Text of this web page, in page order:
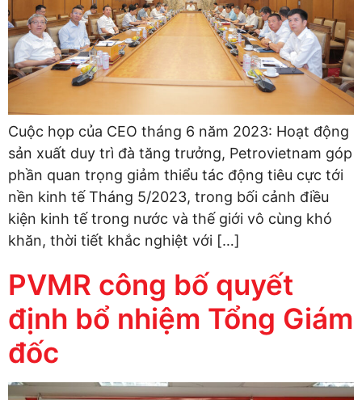
Cuộc họp của CEO tháng 6 năm 2023: Hoạt động
sản xuất duy trì đà tăng trưởng, Petrovietnam góp
phần quan trọng giảm thiểu tác động tiêu cực tới
nền kinh tế Tháng 5/2023, trong bối cảnh điều
kiện kinh tế trong nước và thế giới vô cùng khó
khăn, thời tiết khắc nghiệt với […]
PVMR công bố quyết
định bổ nhiệm Tổng Giám
đốc